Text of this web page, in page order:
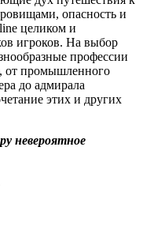
опасность и
целиком и
игроков. На выбор
профессии
от промышленного
до адмирала
этих и других
невероятное